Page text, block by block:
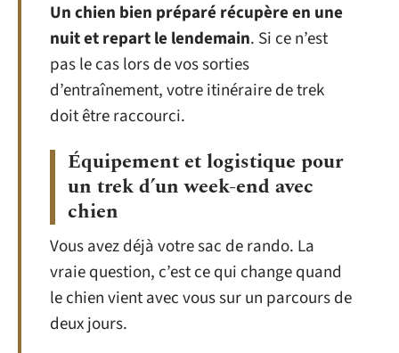
Un chien bien préparé récupère en une
nuit et repart le lendemain. Si ce n’est
pas le cas lors de vos sorties
d’entraînement, votre itinéraire de trek
doit être raccourci.
Équipement et logistique pour
un trek d’un week-end avec
chien
Vous avez déjà votre sac de rando. La
vraie question, c’est ce qui change quand
le chien vient avec vous sur un parcours de
deux jours.